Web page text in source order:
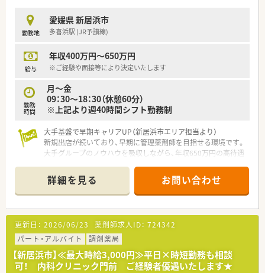
トップクラスの出店スピードを誇る成長企業です。
【勤務実態について】
ークライフバランスを保ちやすい勤務体制です。
■急な欠員やご家庭の事情でお休みが必要な際にも近隣店舗か
■休憩時間は専用のバックヤードでしっかりと確保できメリハ
リをつけて日々の業務に取り組める就業環境です。
勤務地
愛媛県 新居浜市
多喜浜駅 (JR予讃線)
給与
年収400万円～650万円
※ご経験や面接等により決定いたします
勤務
時間
月～金
09：30～18：30（休憩60分）
※上記より週40時間シフト勤務制
大手基盤で早期キャリアUP（新居浜市エリア担当より）
新規出店が続いており、早期に管理薬剤師を目指せる環境です。
大手グループのノウハウを吸収しながら、年収650万円の高待遇
＊------------------------------------------＊
【店舗情報と応需状況について】
■多喜浜駅から車で5分ほどの場所に位置しており、通勤に便利
な立地環境が整っております。
■広域の医療機関から処方箋を応需しているため、幅広い疾患に
対する処方知識を習得できます。
■1人あたり1日20枚程度の処方箋からスタートし、ご自身のペ
ースで業務に慣れていただけます。
詳細を見る お問い合わせ
更新日： 2026/06/23 薬剤師求人ID： 724342
パート・アルバイト
調剤薬局
【新居浜市】≪最大時給3,000円≫平日×時短勤務も相談
可！ 内科クリニック門前 ご経験者優遇いたします★